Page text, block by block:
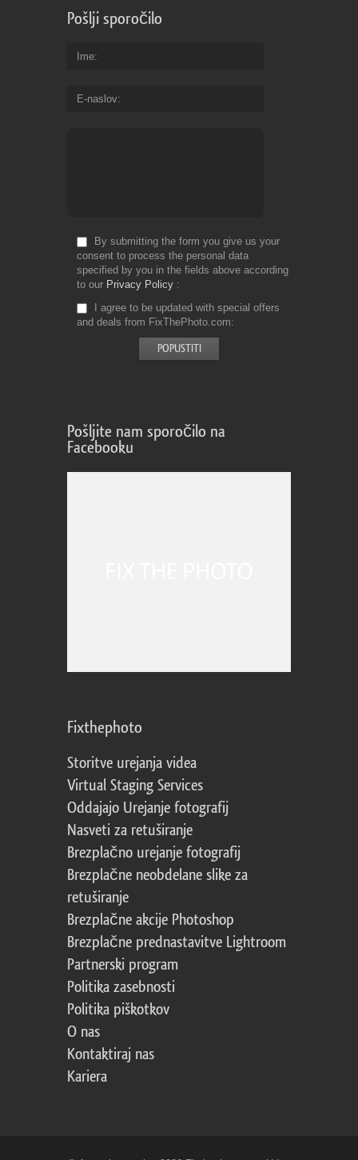
Pošlji sporočilo
Ime
E-naslov
By submitting the form you give us your
consent to process the personal data
specified by you in the fields above according
to our Privacy Policy
I agree to be updated with special offers
and deals from FixThePhoto.com
Pošljite nam sporočilo na
Facebooku
Fixthephoto
Storitve urejanja videa
Virtual Staging Services
Oddajajo Urejanje fotografij
Nasveti za retuširanje
Brezplačno urejanje fotografij
Brezplačne neobdelane slike za
retuširanje
Brezplačne akcije Photoshop
Brezplačne prednastavitve Lightroom
Partnerski program
Politika zasebnosti
Politika piškotkov
O nas
Kontaktiraj nas
Kariera